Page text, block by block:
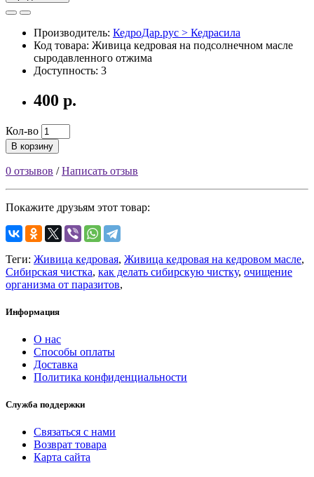
Производитель: КедроДар.рус > Кедрасила
Код товара: Живица кедровая на подсолнечном масле
сыродавленного отжима
Доступность: 3
400 р.
Кол-во
В корзину
0 отзывов /Написать отзыв
Покажите друзьям этот товар:
Теги: Живица кедровая, Живица кедровая на кедровом масле,
Сибирская чистка, как делать сибирскую чистку, очищение
организма от паразитов,
Информация
О нас
Способы оплаты
Доставка
Политика конфиденциальности
Служба поддержки
Связаться с нами
Возврат товара
Карта сайта